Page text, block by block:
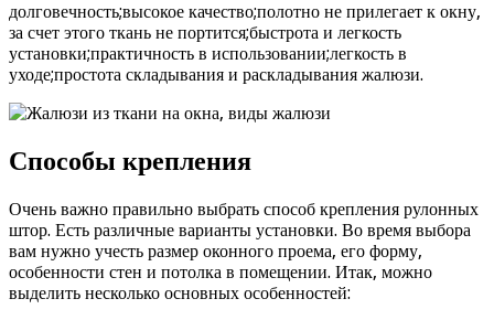
долговечность;высокое качество;полотно не прилегает к окну,
за счет этого ткань не портится;быстрота и легкость
установки;практичность в использовании;легкость в
уходе;простота складывания и раскладывания жалюзи.
Способы крепления
Очень важно правильно выбрать способ крепления рулонных
штор. Есть различные варианты установки. Во время выбора
вам нужно учесть размер оконного проема, его форму,
особенности стен и потолка в помещении. Итак, можно
выделить несколько основных особенностей: